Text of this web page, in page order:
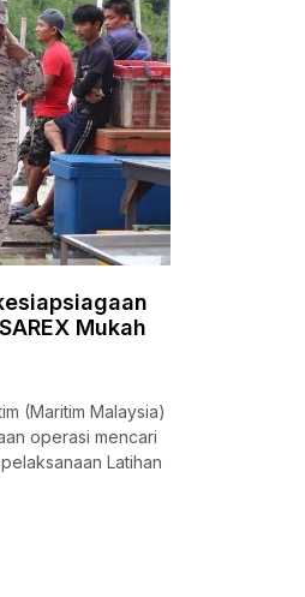
Mukah
(Maritim Malaysia)
operasi mencari
Latihan